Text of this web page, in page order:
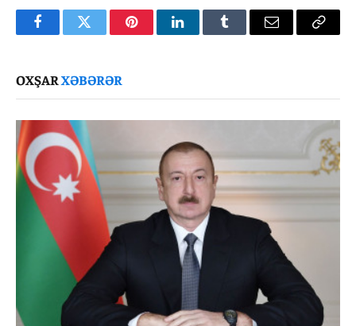
FacebookTwitter PinterestLinkedInTumblr Email
Copy
OXŞARXƏBƏRƏR